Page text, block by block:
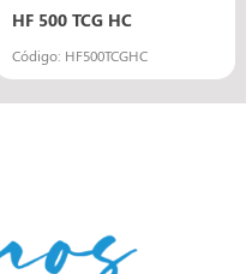
HF 500 TCG HC
Código: HF500TCGHC